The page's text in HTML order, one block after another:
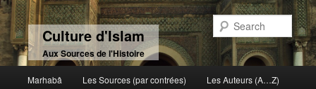
Culture d'Islam
Aux Sources de l'Histoire
Skip to primary content
Skip to secondary content
Marhabâ Les Sources (par contrées) Les Auteurs (A…Z)